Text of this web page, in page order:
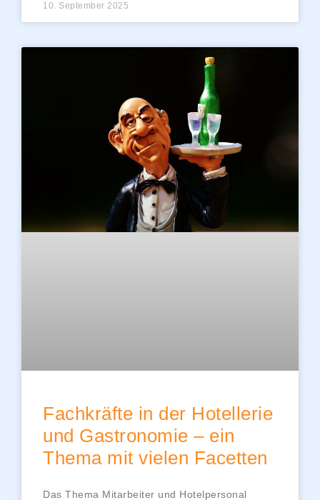
10. September 2025
Fachkräfte in der Hotellerie
und Gastronomie – ein
Thema mit vielen Facetten
Das Thema Mitarbeiter und Hotelpersonal